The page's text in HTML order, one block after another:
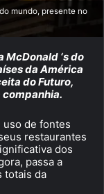
mundo, presente no
‘s do
da América
do Futuro,
uso de fontes
restaurantes
dos
passa a
totais da